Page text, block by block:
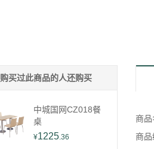
商
商
购买过此商品的人还购买
中城国网CZ018餐
桌
¥1225.36